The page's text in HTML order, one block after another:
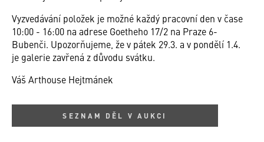
Vyzvedávání položek je možné každý pracovní den v čase
10:00 - 16:00 na adrese Goetheho 17/2 na Praze 6-
Bubenči. Upozorňujeme, že v pátek 29.3. a v pondělí 1.4.
je galerie zavřená z důvodu svátku.
Váš Arthouse Hejtmánek
SEZNAM DĚL V AUKCI